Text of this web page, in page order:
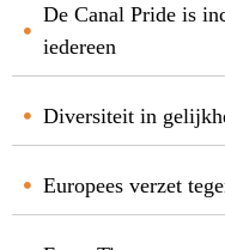
De Canal Pride is
iedereen
Diversiteit in
Europees verzet